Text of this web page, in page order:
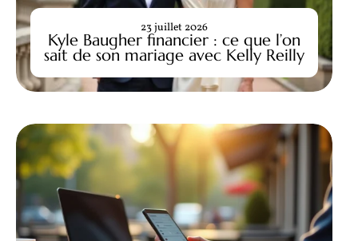
Kyle Baugher financier : ce que l’on
sait de son mariage avec Kelly Reilly
23 juillet 2026